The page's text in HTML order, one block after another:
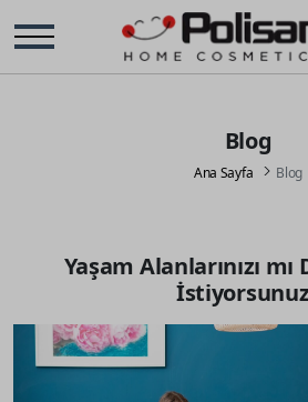
Blog
Ana Sayfa Blog
Yaşam Alanlarınızı